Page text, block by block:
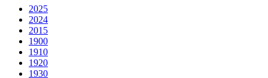
2025
2024
2015
1900
1910
1920
1930